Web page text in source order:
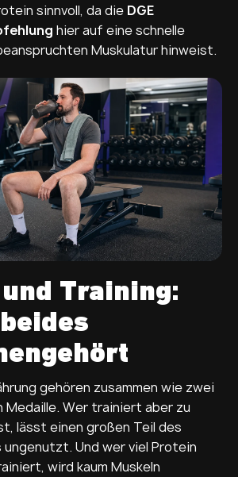
sinnvoll, da die DGE
hier auf eine schnelle
Muskulatur hinweist.
Training:
gehören zusammen wie zwei
Medaille. Wer trainiert aber zu
lässt einen großen Teil des
Und wer viel Protein
wird kaum Muskeln